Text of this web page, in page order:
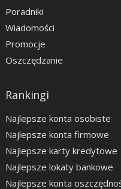
Poradniki
Wiadomości
Promocje
Oszczędzanie
Rankingi
Najlepsze konta osobiste
Najlepsze konta firmowe
Najlepsze karty kredytowe
Najlepsze lokaty bankowe
Najlepsze konta